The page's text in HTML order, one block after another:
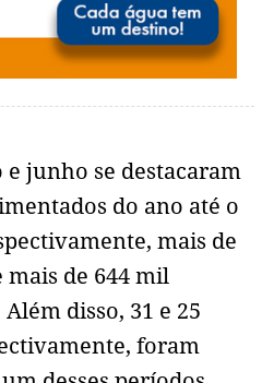
e junho se destacaram
do ano até o
mais de
mais de 644 mil
disso, 31 e 25
foram